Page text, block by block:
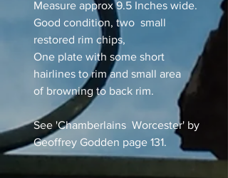
Measure approx 9.5 Inches wide.
Good condition, two small
restored rim chips,
One plate with some short
hairlines to rim and small area
of browning to back rim.
See 'Chamberlains Worcester' by
Geoffrey Godden page 131.